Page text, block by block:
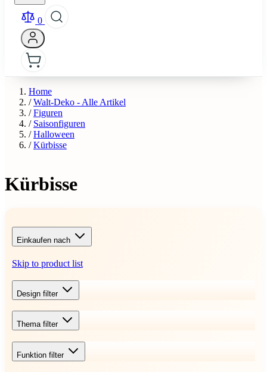
0
Home
/ Walt-Deko - Alle Artikel
/ Figuren
/ Saisonfiguren
/ Halloween
/ Kürbisse
Kürbisse
Einkaufen nach
Skip to product list
Design filter
Thema filter
Funktion filter